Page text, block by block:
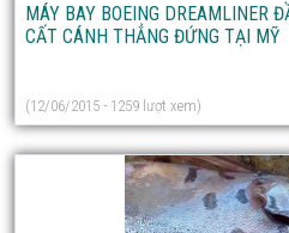
MÁY BAY BOEING DREAMLINER
CẤT CÁNH THẲNG ĐỨNG TẠI MỸ
(12/06/2015 - 1259 lượt xem)